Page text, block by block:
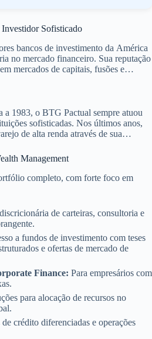
Sofisticado
bancos de investimento da América
no mercado financeiro. Sua reputação
mercados de capitais, fusões e
abordagem de private banking e
a 1983, o BTG Pactual sempre atuou
sofisticadas. Nos últimos anos,
de alta renda através de sua
de serviços de diferentes áreas
Management
completo, com forte foco em
de carteiras, consultoria e
a fundos de investimento com teses
e ofertas de mercado de
Finance: Para empresários com
para alocação de recursos no
crédito diferenciadas e operações